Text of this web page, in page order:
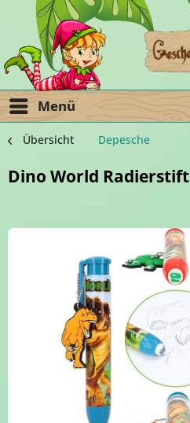
Menü
Übersicht Depesche
Dino World Radierstift